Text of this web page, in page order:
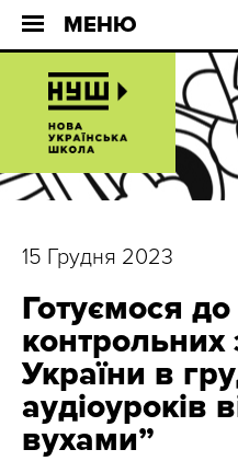
МЕНЮ
15 Грудня 2023
Готуємося
контрольних
України в
аудіоуроків
вухами”